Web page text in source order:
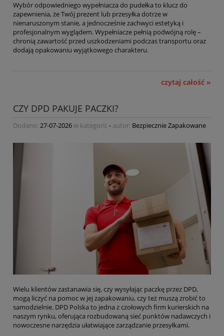
Wybór odpowiedniego wypełniacza do pudełka to klucz do
zapewnienia, że Twój prezent lub przesyłka dotrze w
nienaruszonym stanie, a jednocześnie zachwyci estetyką i
profesjonalnym wyglądem. Wypełniacze pełnią podwójną rolę –
chronią zawartość przed uszkodzeniami podczas transportu oraz
dodają opakowaniu wyjątkowego charakteru.
czytaj całość »
CZY DPD PAKUJE PACZKI?
Dodano: 27-07-2026w kategorii: - autor: Bezpiecznie Zapakowane
Wielu klientów zastanawia się, czy wysyłając paczkę przez DPD,
mogą liczyć na pomoc w jej zapakowaniu, czy też muszą zrobić to
samodzielnie. DPD Polska to jedna z czołowych firm kurierskich na
naszym rynku, oferująca rozbudowaną sieć punktów nadawczych i
nowoczesne narzędzia ułatwiające zarządzanie przesyłkami.